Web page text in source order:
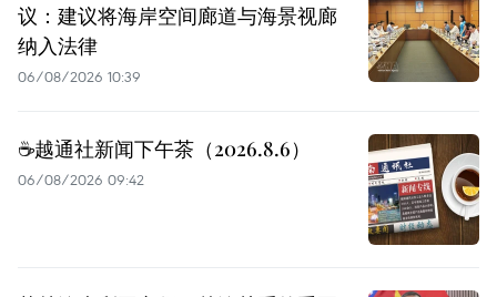
议：建议将海岸空间廊道与海景视廊
纳入法律
06/08/2026 10:39
☕️越通社新闻下午茶（2026.8.6）
06/08/2026 09:42